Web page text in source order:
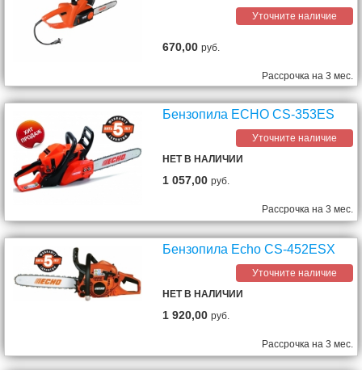
Уточните наличие
670,00руб.
Рассрочка на 3 мес.
Бензопила ECHO CS-353ES
Уточните наличие
НЕТ В НАЛИЧИИ
1 057,00руб.
Рассрочка на 3 мес.
Бензопила Echo CS-452ESX
Уточните наличие
НЕТ В НАЛИЧИИ
1 920,00руб.
Рассрочка на 3 мес.